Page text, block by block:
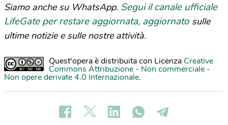
Siamo anche su WhatsApp. Segui il canale ufficiale
LifeGate per restare aggiornata, aggiornato sulle
ultime notizie e sulle nostre attività.
Quest'opera è distribuita con Licenza Creative
Commons Attribuzione - Non commerciale -
Non opere derivate 4.0 Internazionale.